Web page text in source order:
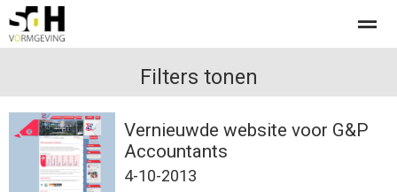
Offerte aanvragen bij SdH Vormgeving
Home
Filters tonen
Vernieuwde website voor G&P
Accountants
4-10-2013